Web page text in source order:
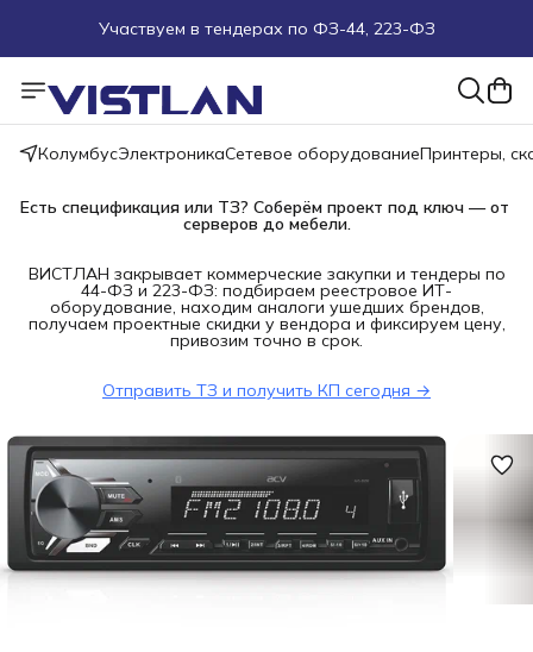
Участвуем в тендерах по ФЗ-44, 223-ФЗ
Поможем подобрать оборудование под ТЗ
Пуско-наладочные работы
Пришлите запрос на e-mail или в чат
КолумбусЭлектроникаСетевое оборудованиеПринтеры,
Есть спецификация или ТЗ? Соберём проект под ключ — от
серверов до мебели.
ВИСТЛАН закрывает коммерческие закупки и тендеры по
44-ФЗ и 223-ФЗ: подбираем реестровое ИТ-
оборудование, находим аналоги ушедших брендов,
получаем проектные скидки у вендора и фиксируем цену,
привозим точно в срок.
Отправить ТЗ и получить КП сегодня →